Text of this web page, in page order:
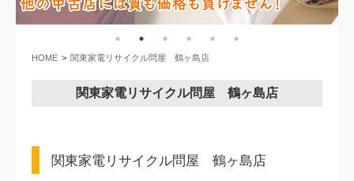
HOME 関東家電リサイクル問屋 鶴ヶ島店
関東家電リサイクル問屋 鶴ヶ島店
関東家電リサイクル問屋 鶴ヶ島店